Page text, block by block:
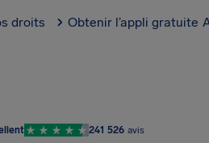
droits Obtenir l’appli gratuite
241 526 avis